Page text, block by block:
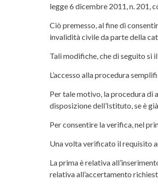
legge 6 dicembre 2011, n. 201,
Ciò premesso, al fine di
invalidità civile da parte della
Tali modifiche, che di seguito si
L’accesso alla procedura
Per tale motivo, la procedura di
disposizione dell’Istituto, se è
Per consentire la verifica, nel
Una volta verificato il requisito
La prima è relativa
relativa all’accertamento